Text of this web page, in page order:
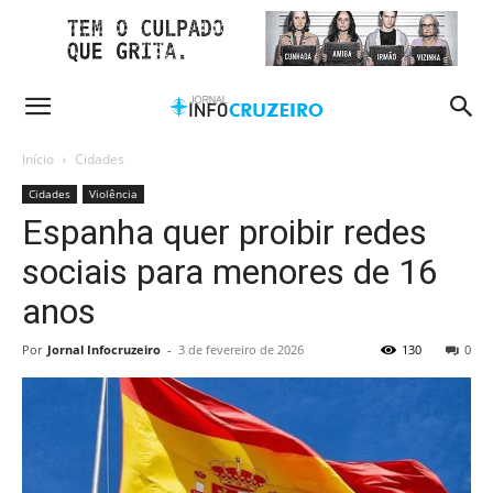
Início Cidades
Cidades Violência
Espanha quer proibir redes
sociais para menores de 16
anos
Por Jornal Infocruzeiro - 3 de fevereiro de 2026 0
130